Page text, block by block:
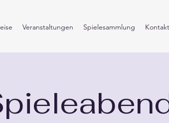
Veranstaltungen Spielesammlung Kontakt